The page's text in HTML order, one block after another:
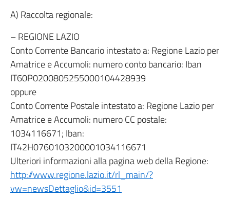
A) Raccolta regionale:
– REGIONE LAZIO
Conto Corrente Bancario intestato a: Regione Lazio per
Amatrice e Accumoli: numero conto bancario: Iban
IT60P0200805255000104428939
oppure
Conto Corrente Postale intestato a: Regione Lazio per
Amatrice e Accumoli: numero CC postale:
1034116671; Iban:
IT42H0760103200001034116671
Ulteriori informazioni alla pagina web della Regione:
http://www.regione.lazio.it/rl_main/?
vw=newsDettaglio&id=3551